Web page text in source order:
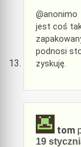
@anonimo
jest coś
podnosi
zyskuję.
tom
19